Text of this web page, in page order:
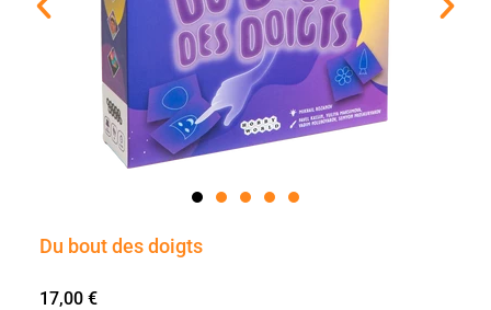
Du bout des doigts
17,00 €